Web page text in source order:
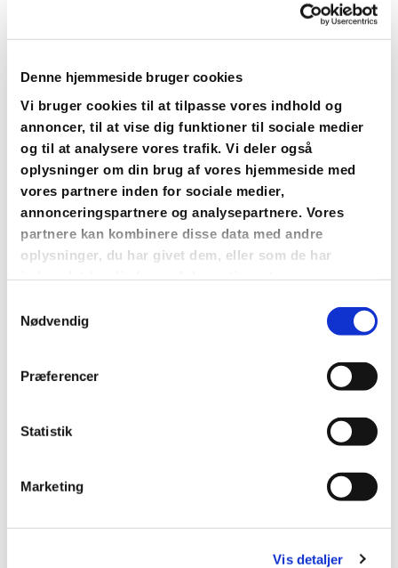
Denne hjemmeside bruger cookies
Vi bruger cookies til at tilpasse vores indhold og
annoncer, til at vise dig funktioner til sociale medier
og til at analysere vores trafik. Vi deler også
oplysninger om din brug af vores hjemmeside med
vores partnere inden for sociale medier,
annonceringspartnere og analysepartnere. Vores
partnere kan kombinere disse data med andre
oplysninger, du har givet dem, eller som de har
Nødvendig
Præferencer
Statistik
Marketing
Vis detaljer
Du vil måske også kunne